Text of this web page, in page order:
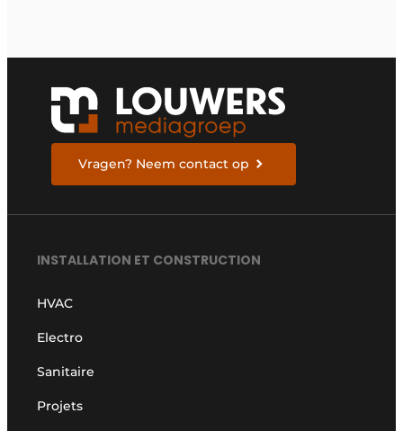
Vragen? Neem contact op
INSTALLATION ET CONSTRUCTION
HVAC
Electro
Sanitaire
Projets